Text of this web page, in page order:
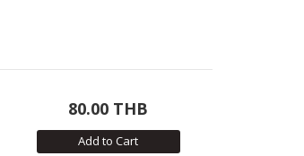
80.00 THB
Add to Cart